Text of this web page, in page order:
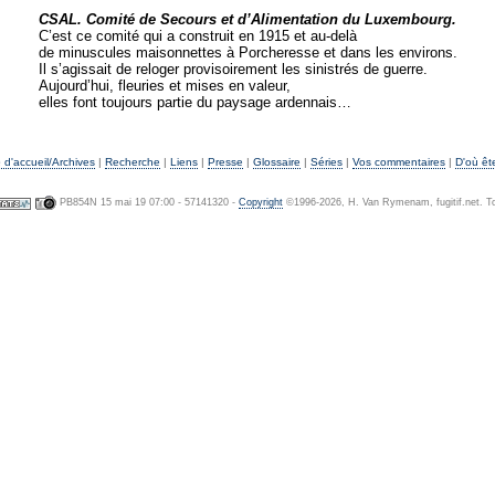
CSAL. Comité de Secours et d’Alimentation du Luxembourg.
C’est ce comité qui a construit en 1915 et au-delà
de minuscules maisonnettes à Porcheresse et dans les environs.
Il s’agissait de reloger provisoirement les sinistrés de guerre.
Aujourd’hui, fleuries et mises en valeur,
elles font toujours partie du paysage ardennais…
d'accueil/Archives | Recherche | Liens | Presse | Glossaire | Séries | Vos commentaires | D'où
PB854N 15 mai 19 07:00 - 57141320 - Copyright©1996-2026, H. Van Rymenam, fugitif.net.